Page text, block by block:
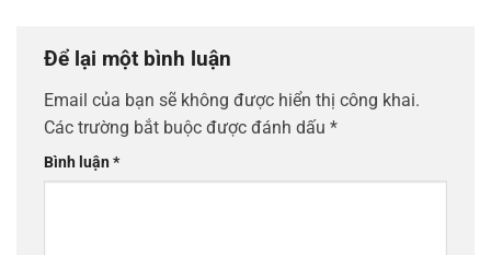
Để lại một bình luận
Email của bạn sẽ không được hiển thị công khai.
Các trường bắt buộc được đánh dấu *
Bình luận*